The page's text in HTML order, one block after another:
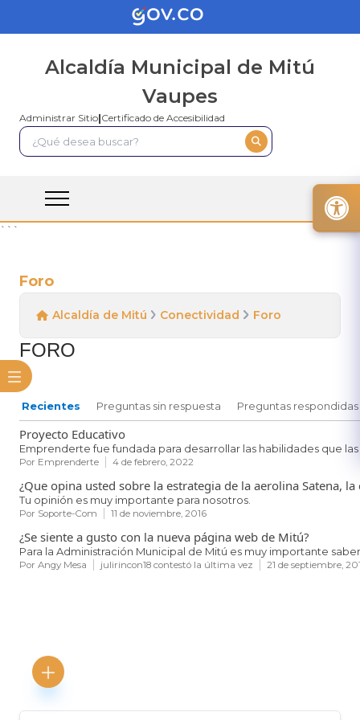
Alcaldía Municipal de Mitú
Vaupes
Administrar Sitio|Certificado de Accesibilidad
```
Foro
Alcaldía de Mitú Conectividad Foro
​FORO
Recientes Preguntas sin respuesta Preguntas respondidas
Proyecto Educativo
Por Emprenderte 4 de febrero, 2022
​Tu opinión es muy importante para nosotros.
Por Soporte-Com 11 de noviembre, 2016
¿Se siente a gusto con la nueva página web de Mitú?
Para la Administración Municipal de Mitú es muy importante
Por Angy Mesa julirincon18 contestó la última vez 21 de septiembre,